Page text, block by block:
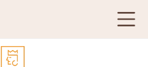
NÁKUPNÍ
KOŠÍK